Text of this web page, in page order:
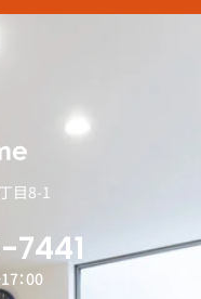
目8-1
7441
：00